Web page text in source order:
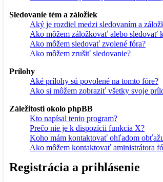
Sledovanie tém a záložiek
Aký je rozdiel medzi sledovaním a
Ako môžem záložkovať alebo sledovať
Ako môžem sledovať zvolené fóra?
Ako môžem zrušiť sledovanie?
Prílohy
Aké prílohy sú povolené na tomto fóre?
Ako si môžem zobraziť všetky svoje
Záležitosti okolo phpBB
Kto napísal tento program?
Prečo nie je k dispozícii funkcia X?
Koho mám kontaktovať ohľadom
Ako môžem kontaktovať aministrátora
Registrácia a prihlásenie